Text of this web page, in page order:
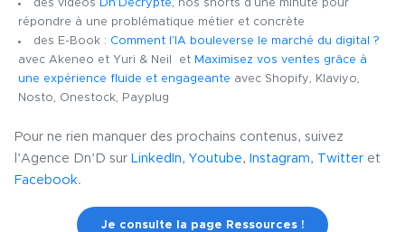
des vidéos Dn’Décrypte, nos shorts d’une minute pour
répondre à une problématique métier et concrète
des E-Book : Comment l’IA bouleverse le marché du digital ?
avec Akeneo et Yuri & Neil et Maximisez vos ventes grâce à
une expérience fluide et engageante avec Shopify, Klaviyo,
Nosto, Onestock, Payplug
Pour ne rien manquer des prochains contenus, suivez
l’Agence Dn’D sur LinkedIn, Youtube, Instagram, Twitter et
Facebook.
Je consulte la page Ressources !